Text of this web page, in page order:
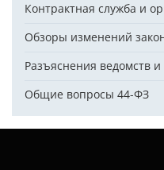
Контрактная служба и
Обзоры изменений
Разъяснения ведомств
Общие вопросы 44-ФЗ